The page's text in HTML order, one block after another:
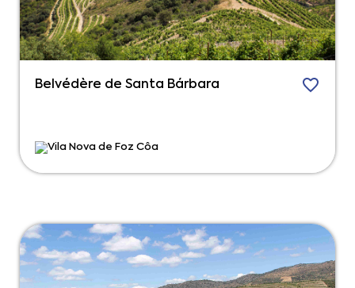
Belvédère de Santa Bárbara
Vila Nova de Foz Côa